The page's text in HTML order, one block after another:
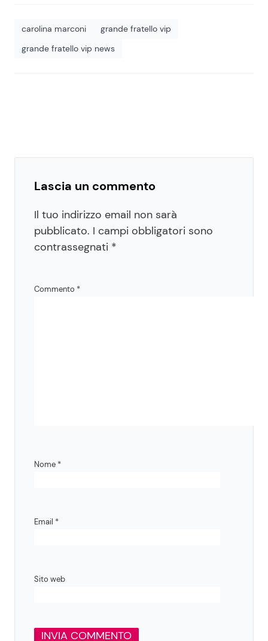
carolina marconi
grande fratello vip
grande fratello vip news
Lascia un commento
Il tuo indirizzo email non sarà
pubblicato. I campi obbligatori sono
contrassegnati *
Commento *
Nome *
Email *
Sito web